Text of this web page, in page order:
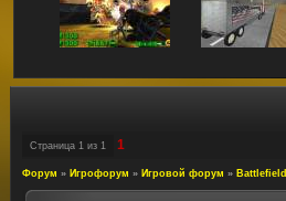
Страница 1 из 1 1
Форум » Игрофорум » Игровой форум » Battlefield